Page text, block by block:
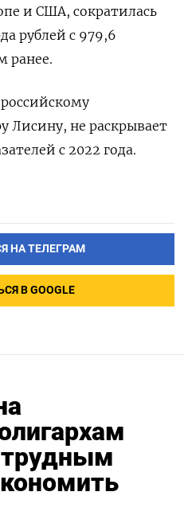
и ​США, ​сократилась
рублей с 979,6
ранее.
Лисину, ‌не раскрывает
с ​2022 года.
НА ТЕЛЕГРАМ
В GOOGLE
трудным